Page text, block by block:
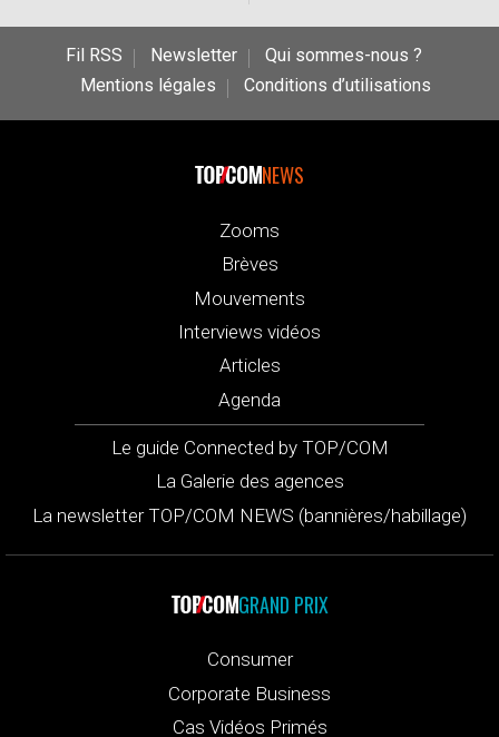
Fil RSS Newsletter
Qui sommes-nous ?
Mentions légales
Conditions d’utilisations
NEWS
Zooms
Brèves
Mouvements
Interviews vidéos
Articles
Agenda
Le guide Connected by TOP/COM
La Galerie des agences
La newsletter TOP/COM NEWS (bannières/habillage)
GRAND PRIX
Consumer
Corporate Business
Cas Vidéos Primés